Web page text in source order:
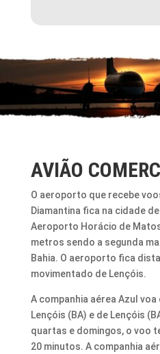
AVIÃO
O aeroporto que recebe
Diamantina fica na cidade
Aeroporto Horácio de
metros sendo a segunda
Bahia. O aeroporto fica
movimentado de Lençóis.
A companhia aérea Azul voa
Lençóis (BA) e de Lençóis
quartas e domingos, o voo
20 minutos. A companhia